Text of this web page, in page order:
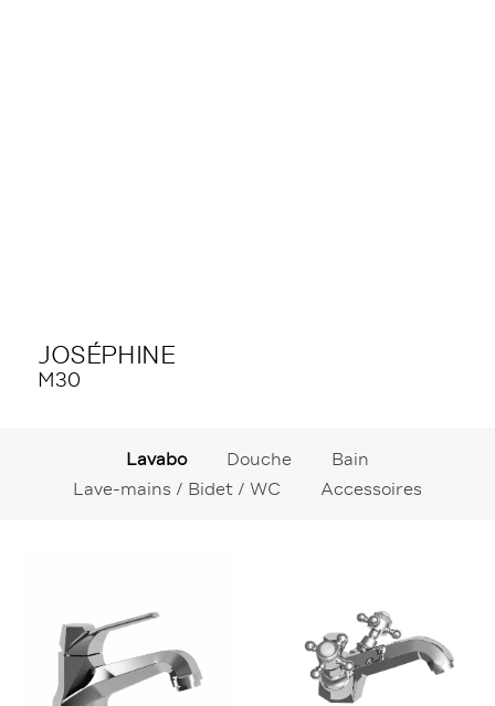
JOSÉPHINE
M30
Lavabo Douche
Bain
Lave-mains / Bidet / WC
Accessoires